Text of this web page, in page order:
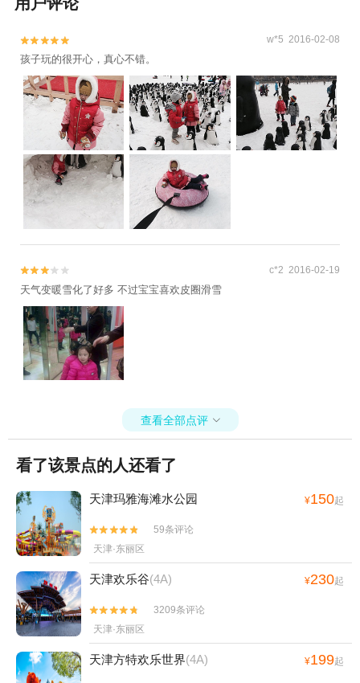

 w*5 2016-02-08
孩子玩的很开心，真心不错。

 c*2 2016-02-19
天气变暖雪化了好多 不过宝宝喜欢皮圈滑雪
查看全部点评 
看了该景点的人还看了
天津玛雅海滩水公园 ¥150起


59条评论
天津·东丽区
天津欢乐谷(4A) ¥230起


3209条评论
天津·东丽区
天津方特欢乐世界(4A) ¥199起